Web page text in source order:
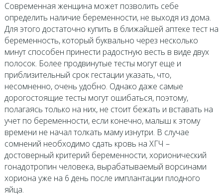
Современная женщина может позволить себе
определить наличие беременности, не выходя из дома.
Для этого достаточно купить в ближайшей аптеке тест на
беременность, который буквально через несколько
минут способен принести радостную весть в виде двух
полосок. Более продвинутые тесты могут еще и
приблизительный срок гестации указать, что,
несомненно, очень удобно. Однако даже самые
дорогостоящие тесты могут ошибаться, поэтому,
полагаясь только на них, не стоит бежать и вставать на
учет по беременности, если конечно, малыш к этому
времени не начал толкать маму изнутри. В случае
сомнений необходимо сдать кровь на ХГЧ –
достоверный критерий беременности, хорионический
гонадотропин человека, вырабатываемый ворсинами
хориона уже на 6 день после имплантации плодного
яйца.